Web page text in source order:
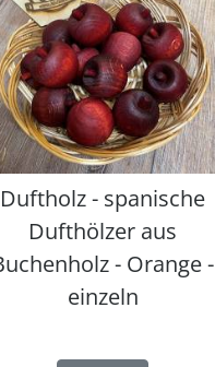
Duftholz - spanische
Dufthölzer aus
- Orange -
einzeln